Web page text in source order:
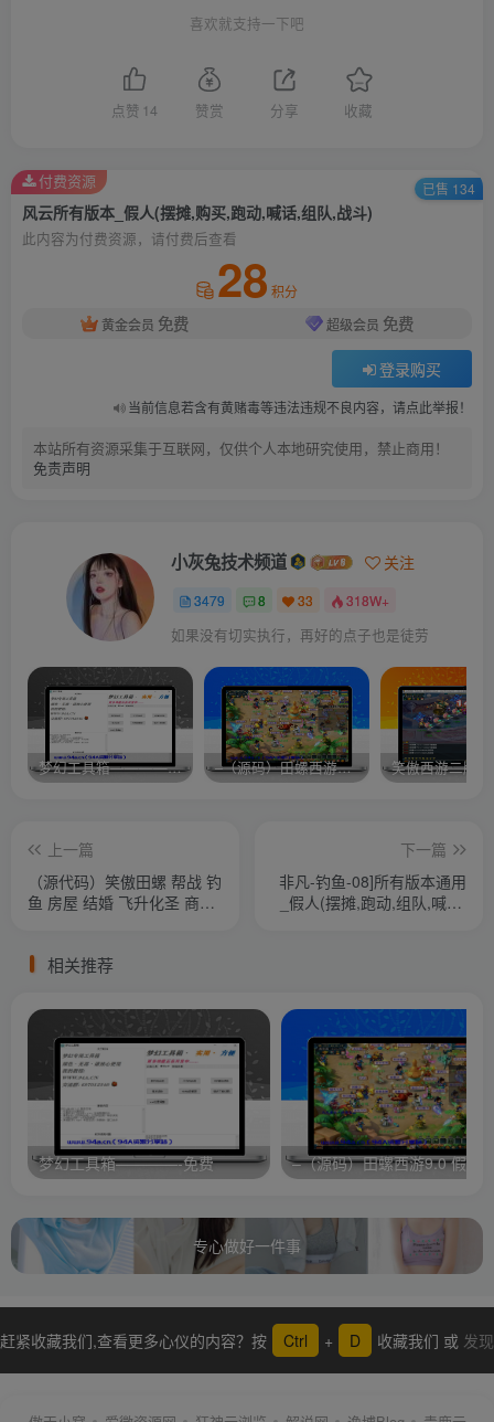
喜欢就支持一下吧
点赞 14 赞赏 分享 收藏
风云所有版本_假人(摆摊,购买,跑动,喊话,组队,战斗)
此内容为付费资源，请付费后查看
28 积分
黄金会员 免费 超级会员 免费
登录购买
当前信息若含有黄赌毒等违法违规不良内容，请点此举报！
本站所有资源采集于互联网，仅供个人本地研究使用，禁止商用！
免责声明
付费资源 已售 134
小灰兔技术频道 关注
3479 8 33 318W+
如果没有切实执行，再好的点子也是徒劳
梦幻工具箱————-免费 –（源码）田螺西游9.0 假人摆摊18门派飞升渡劫化圣助战最新BB谛听…. 笑傲西游二版-
上一篇
（源代码）笑傲田螺 帮战 钓
鱼 房屋 结婚 飞升化圣 商业
下一篇
非凡-钓鱼-08]所有版本通用
_假人(摆摊,跑动,组队,喊话,
相关推荐
梦幻工具箱————-免费
专心做好一件事
赶紧收藏我们,查看更多心仪的内容？按 Ctrl + D 收藏我们 或 发现